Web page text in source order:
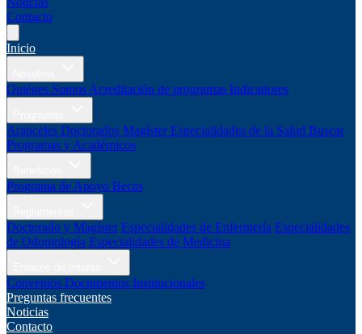
Contacto
Inicio
Quiénes Somos Acreditación de programas Indicadores
Aranceles Doctorados Magíster Especialidades de la Salud Buscar
Programas y Académicos
Programa de Apoyo Becas
Doctorado y Magíster Especialidades de Enfermería Especialidades
de Odontología Especialidades de Medicina
Convenios Documentos Institucionales
Preguntas frecuentes
Noticias
Contacto